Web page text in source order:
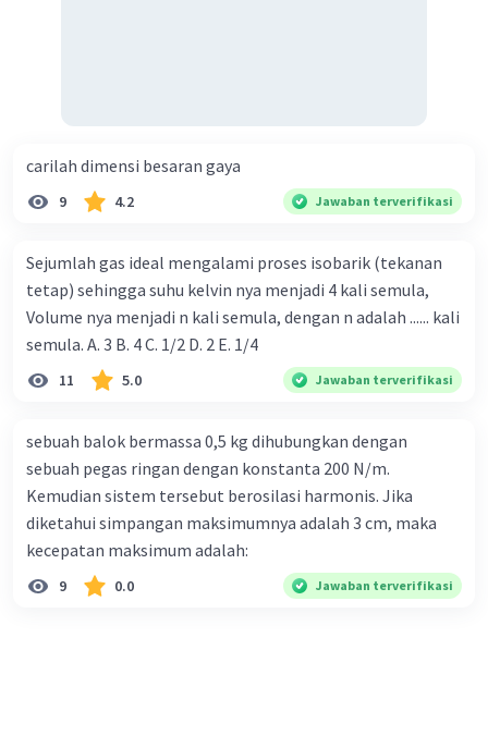
carilah dimensi besaran gaya
9 4.2 Jawaban terverifikasi
Sejumlah gas ideal mengalami proses isobarik (tekanan
tetap) sehingga suhu kelvin nya menjadi 4 kali semula,
Volume nya menjadi n kali semula, dengan n adalah ...... kali
semula. A. 3 B. 4 C. 1/2 D. 2 E. 1/4
11 5.0 Jawaban terverifikasi
sebuah balok bermassa 0,5 kg dihubungkan dengan
sebuah pegas ringan dengan konstanta 200 N/m.
Kemudian sistem tersebut berosilasi harmonis. Jika
diketahui simpangan maksimumnya adalah 3 cm, maka
kecepatan maksimum adalah:
9 0.0 Jawaban terverifikasi